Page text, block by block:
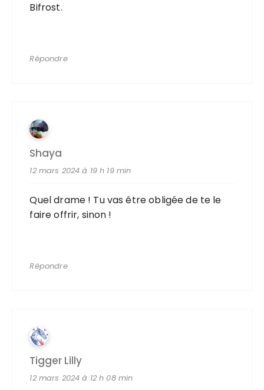
Bifrost.
Répondre
Shaya
12 mars 2024 à 19 h 19 min
Quel drame ! Tu vas être obligée de te le
faire offrir, sinon !
Répondre
Tigger Lilly
12 mars 2024 à 12 h 08 min